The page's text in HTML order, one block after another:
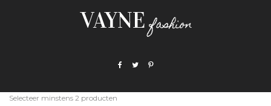
Selecteer minstens 2 producten